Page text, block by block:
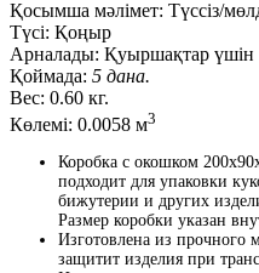
Қосымша мәлімет: Түссіз/
Түсі: Қоңыр
Арналады: Қуыршақтар үшін
Қоймада: 5 дана.
Вес: 0.60 кг.
Көлемі: 0.0058 м3
Коробка с окошком
подходит для упаковки
бижутерии и других
Размер коробки указан
Изготовлена из прочного
защитит изделия при